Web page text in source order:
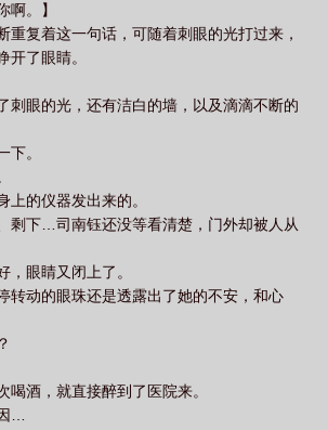
一觉醒来和教导主任结婚了gl免费阅读
清砚。那条冗长·肉麻·小作文·告白短信的接
砚。当然，这可能是她没昏死过去的结局。
医院，司南钰缩了缩脖子，讨好的喊：“闻老
配上闻清砚标志性的抚镜框动作，生生把司
了回去。她对闻清砚向来是又敬又怕又“爱”
分听话。不管三七二十一，先认可老师的教
好玩吗？”“什么…？”没有想象之中的谆谆教
红了眼眶的闻清砚。在一字一句的问她：“司.
把床.上的把戏拿出来，好玩吗？”
变，还身份加倍，闻清砚成了她的老
。记忆里古板严谨，以教书育人为己任的闻
上风情万种的面纱深夜多次来袭。几番试
兢，处处谨小慎微。还是抵不过闻清砚白天
，闻清砚是她冷酷霸道的教导主任。她的直
又化身妖精吸食她的精血。和她柔情蜜意。
—闻清砚却在整理房间时拿出一份离婚协议
果然，她不配—“这东西你还要吗？”“什么？”
拟好的。”我、我拟好的？我居然敢和闻清砚
啊。】
重复着这一句话，可随着刺眼的光打过来，
开了眼睛。
刺眼的光，还有洁白的墙，以及滴滴不断的
下。
上的仪器发出来的。
剩下…司南钰还没等看清楚，门外却被人从
，眼睛又闭上了。
转动的眼珠还是透露出了她的不安，和心
喝酒，就直接醉到了医院来。
…